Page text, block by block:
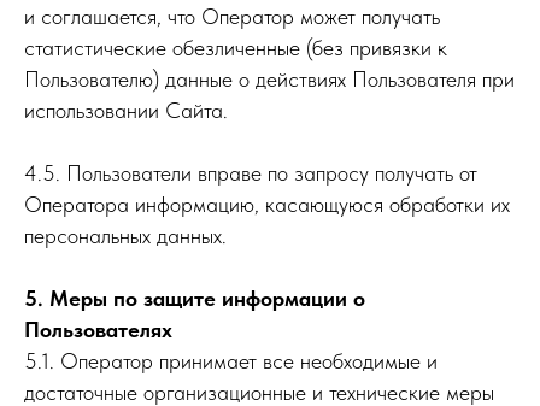
и соглашается, что Оператор может получать
статистические обезличенные (без привязки к
Пользователю) данные о действиях Пользователя при
использовании Сайта.
4.5. Пользователи вправе по запросу получать от
Оператора информацию, касающуюся обработки их
персональных данных.
5. Меры по защите информации о
Пользователях
5.1. Оператор принимает все необходимые и
достаточные организационные и технические меры